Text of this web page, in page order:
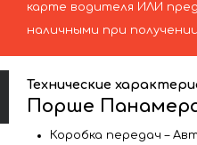
карте водителя ИЛИ
наличными при
Технические
Порше
Коробка передач –